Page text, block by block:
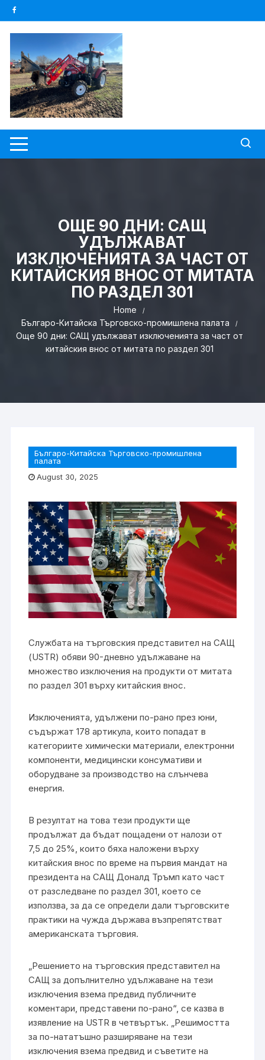
Skip
to
content
ОЩЕ 90 ДНИ: САЩ
УДЪЛЖАВАТ
ИЗКЛЮЧЕНИЯТА ЗА ЧАСТ ОТ
КИТАЙСКИЯ ВНОС ОТ МИТАТА
ПО РАЗДЕЛ 301
Home
Българо-Китайска Търговско-промишлена палaта
Още 90 дни: САЩ удължават изключенията за част от
китайския внос от митата по раздел 301
Българо-Китайска Търговско-промишлена
палaта
August 30, 2025
Службата на търговския представител на САЩ
(USTR) обяви 90-дневно удължаване на
множество изключения на продукти от митата
по раздел 301 върху китайския внос.
Изключенията, удължени по-рано през юни,
съдържат 178 артикула, които попадат в
категориите химически материали, електронни
компоненти, медицински консумативи и
оборудване за производство на слънчева
енергия.
В резултат на това тези продукти ще
продължат да бъдат пощадени от налози от
7,5 до 25%, които бяха наложени върху
китайския внос по време на първия мандат на
президента на САЩ Доналд Тръмп като част
от разследване по раздел 301, което се
използва, за да се определи дали търговските
практики на чужда държава възпрепятстват
американската търговия.
„Решението на търговския представител на
САЩ за допълнително удължаване на тези
изключения взема предвид публичните
коментари, представени по-рано“, се казва в
изявление на USTR в четвъртък. „Решимостта
за по-нататъшно разширяване на тези
изключения взема предвид и съветите на